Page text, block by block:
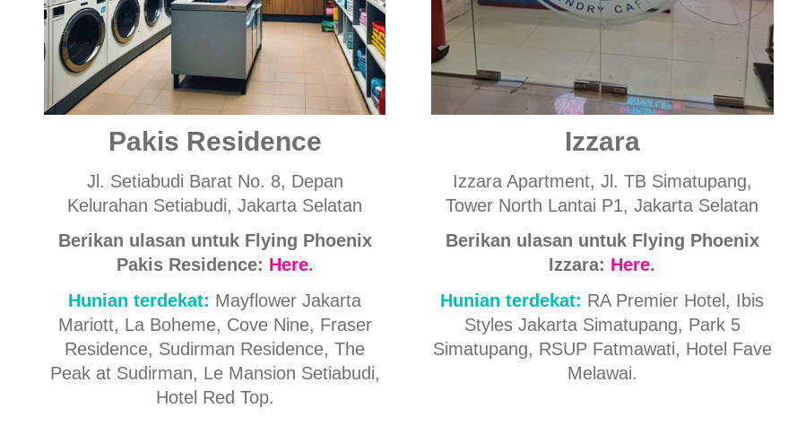
Pakis Residence
Jl. Setiabudi Barat No. 8, Depan
Kelurahan Setiabudi, Jakarta Selatan
Berikan ulasan untuk Flying Phoenix
Pakis Residence: Here.
Hunian terdekat: Mayflower Jakarta
Mariott, La Boheme, Cove Nine, Fraser
Residence, Sudirman Residence, The
Peak at Sudirman, Le Mansion Setiabudi,
Hotel Red Top.
Izzara
Izzara Apartment, Jl. TB Simatupang,
Tower North Lantai P1, Jakarta Selatan
Berikan ulasan untuk Flying Phoenix
Izzara: Here.
Hunian terdekat: RA Premier Hotel, Ibis
Styles Jakarta Simatupang, Park 5
Simatupang, RSUP Fatmawati, Hotel Fave
Melawai.